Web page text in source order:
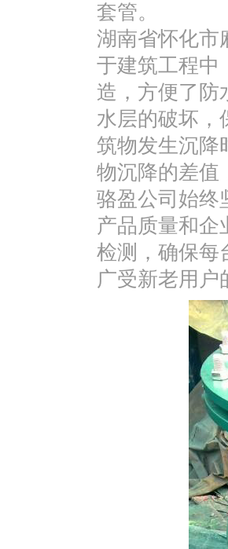
套管。
湖南省怀化市
于建筑工程中
造，方便了防
水层的破坏，
筑物发生沉降
物沉降的差值
骆盈公司始终
产品质量和企
检测，确保每
广受新老用户